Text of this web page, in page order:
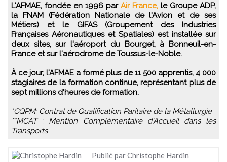
L'AFMAE, fondée en 1996 par Air France, le Groupe ADP,
la FNAM (Fédération Nationale de l'Avion et de ses
Métiers) et le GIFAS (Groupement des Industries
Françaises Aéronautiques et Spatiales) est installée sur
deux sites, sur l'aéroport du Bourget, à Bonneuil-en-
France et sur l'aérodrome de Toussus-le-Noble.
À ce jour, l'AFMAE a formé plus de 11 500 apprentis, 4 000
stagiaires de la formation continue, représentant plus de
sept millions d'heures de formation.
*CQPM: Contrat de Qualification Paritaire de la Métallurgie
**MCAT : Mention Complémentaire d'Accueil dans les
Transports
Publié par Christophe Hardin